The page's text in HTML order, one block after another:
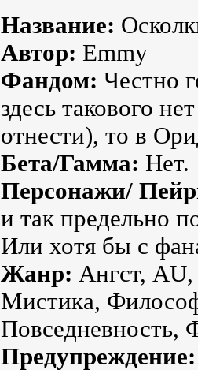
Название:
Автор: Emmy
Фандом: Честно
здесь такового
отнести), то в
Бета/Гамма: Нет.
Персонажи/
и так предельно
Или хотя бы с
Жанр: Ангст,
Мистика,
Повседневность,
Предупреждение: